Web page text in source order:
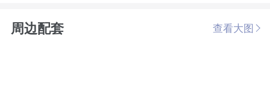
周边配套 查看大图